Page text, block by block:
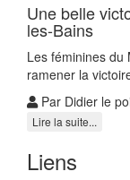
Une belle
les-Bains
Les féminines du
ramener la
Par Didier le
Lire la suite...
Liens